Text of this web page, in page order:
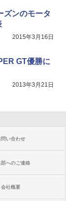
ズンのモータ
2015年3月16日
GT優勝に
2013年3月21日
問い合わせ
部へのご連絡
会社概要